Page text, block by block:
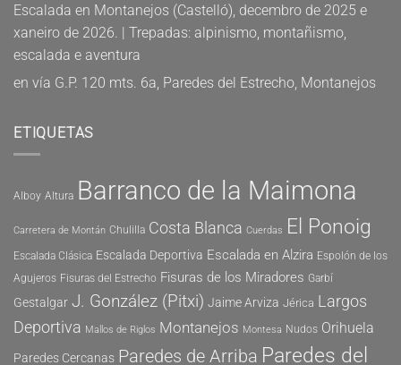
Escalada en Montanejos (Castelló), decembro de 2025 e
xaneiro de 2026. | Trepadas: alpinismo, montañismo,
escalada e aventura
en vía G.P. 120 mts. 6a, Paredes del Estrecho, Montanejos
ETIQUETAS
Alboy Altura Barranco de la Maimona
Carretera de Montán Chulilla Costa Blanca Cuerdas El Ponoig
Escalada Clásica Escalada Deportiva Escalada en Alzira Espolón de los
Agujeros Fisuras del Estrecho Fisuras de los Miradores Garbí
Gestalgar J. González (Pitxi) Jaime Arviza Jérica Largos
Deportiva Mallos de Riglos Montanejos Montesa Nudos Orihuela
Paredes Cercanas Paredes de Arriba Paredes del